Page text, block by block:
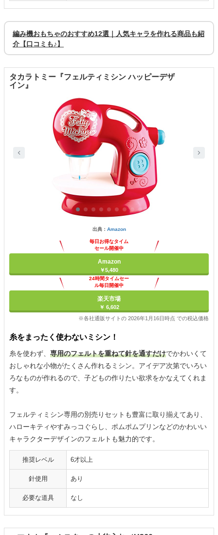
編み機おもちゃのおすすめ12選｜人気キャラを作れる商品も紹
介【口コミも♪】
タカラトミー『フェルティミシン ハッピーデザ
イン』
出典： Amazon
毎日お得なタイム
セール開催中
Amazon
￥5,480
24時間タイムセー
ル毎日開催中
楽天市場
￥ 6,602
※各社通販サイトの 2026年1月16日時点 での税込価格
糸をまったく使わないミシン！
糸を使わず、 専用のフェルトを重ねて針を通すだけでかわいくて
おしゃれな小物がたくさん作れるミシン。アイデア次第でいろい
ろなものが作れるので、子どもの作りたい欲求をかなえてくれま
す。
フェルティミシン専用の別売りセットも豊富に取り揃えてあり、
ハローキティやすみっコぐらし、ポムポムプリンなどのかわいい
キャラクターデザインのフェルトも魅力的です。
推奨レベル 6才以上
針使用 あり
必要な道具 なし